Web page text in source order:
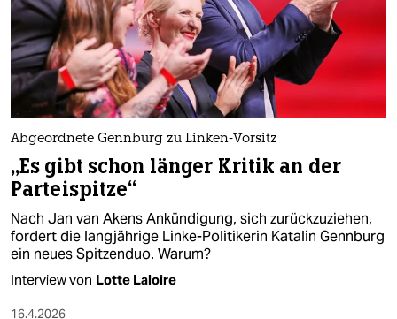
Abgeordnete Gennburg zu Linken-Vorsitz
„Es gibt schon länger Kritik an der
Parteispitze“
Nach Jan van Akens Ankündigung, sich zurückzuziehen,
fordert die langjährige Linke-Politikerin Katalin Gennburg
ein neues Spitzenduo. Warum?
Interview von Lotte Laloire
16.4.2026